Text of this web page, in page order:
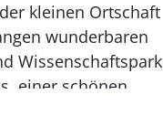
kleinen Ortschaft
wunderbaren
Wissenschaftspark
einer schönen